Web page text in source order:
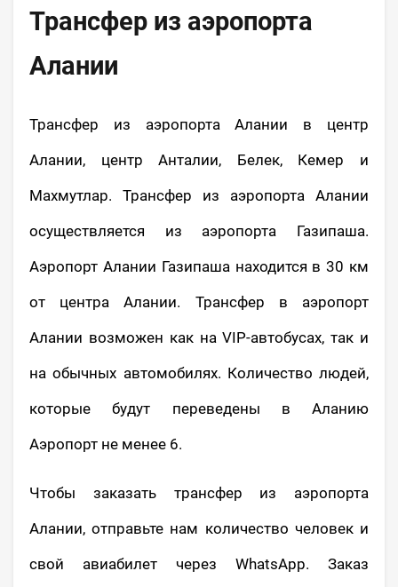
Трансфер из аэропорта
Алании
Трансфер из аэропорта Алании в центр
Алании, центр Анталии, Белек, Кемер и
Махмутлар. Трансфер из аэропорта Алании
осуществляется из аэропорта Газипаша.
Аэропорт Алании Газипаша находится в 30 км
от центра Алании. Трансфер в аэропорт
Алании возможен как на VIP-автобусах, так и
на обычных автомобилях. Количество людей,
которые будут переведены в Аланию
Aэропорт не менее 6.
Чтобы заказать трансфер из аэропорта
Алании, отправьте нам количество человек и
свой авиабилет через WhatsApp. Заказ